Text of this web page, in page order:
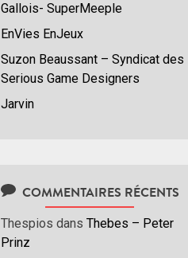
Gallois- SuperMeeple
EnVies EnJeux
Suzon Beaussant – Syndicat des
Serious Game Designers
Jarvin
COMMENTAIRES RÉCENTS
Thespios dans Thebes – Peter
Prinz